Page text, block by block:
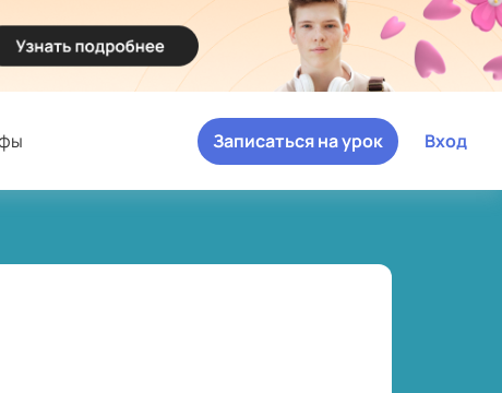
Вход
Записаться на урок